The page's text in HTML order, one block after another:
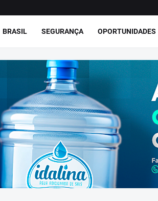
BRASIL SEGURANÇA OPORTUNIDADES